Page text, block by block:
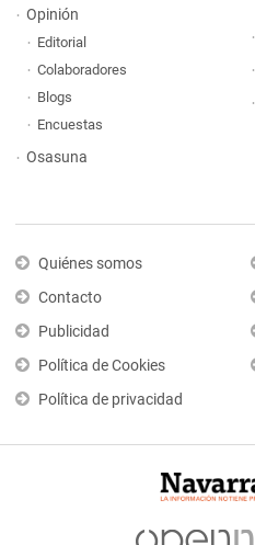
Opinión
Editorial
Colaboradores
Blogs
Encuestas
Osasuna
Quiénes somos
Contacto
Publicidad
Política de Cookies
Política de privacidad